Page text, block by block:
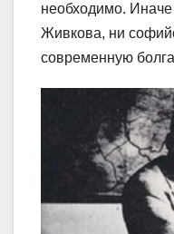
необходимо.
Живкова, ни
современную